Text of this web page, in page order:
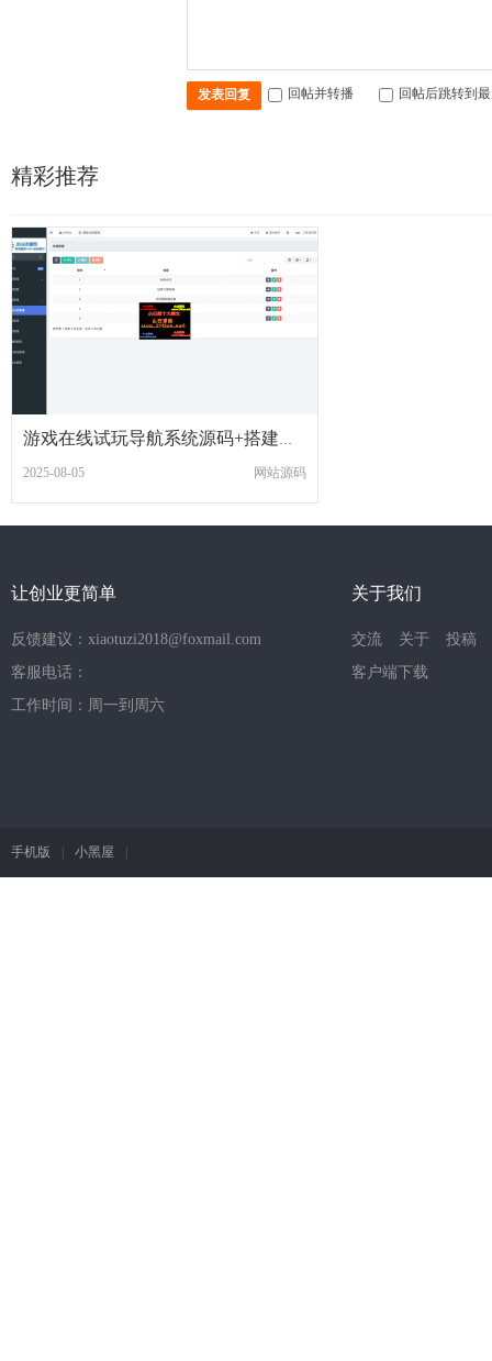
发表回复 回帖并转播 回帖后跳转到
精彩推荐
2025-08-05 网站源码
让创业更简单
反馈建议：xiaotuzi2018@foxmail.com
客服电话：
工作时间：周一到周六
关于我们
交流 关于
投稿
客户端下载
手机版 | 小黑屋 |